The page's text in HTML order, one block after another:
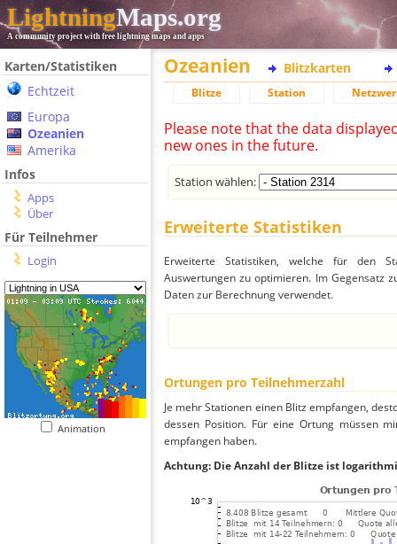
LightningMaps.org
A community project with free lightning maps and apps
Karten/Statistiken
Echtzeit
Europa
Ozeanien
Amerika
Infos
Apps
Über
Für Teilnehmer
Login
Animation
Ozeanien Blitzkarten
Blitze Station
Please note that the data
new ones in the future.
Station wählen:
Erweiterte Statistiken
Erweiterte Statistiken, welche für den
Auswertungen zu optimieren. Im Gegensatz
Daten zur Berechnung verwendet.
Ortungen pro Teilnehmerzahl
Je mehr Stationen einen Blitz empfangen,
dessen Position. Für eine Ortung müssen
empfangen haben.
Achtung: Die Anzahl der Blitze ist